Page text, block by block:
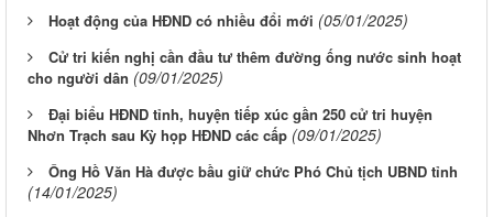
Hoạt động của HĐND có nhiều đổi mới (05/01/2025)
Cử tri kiến nghị cần đầu tư thêm đường ống nước sinh hoạt
cho người dân (09/01/2025)
Đại biểu HĐND tỉnh, huyện tiếp xúc gần 250 cử tri huyện
Nhơn Trạch sau Kỳ họp HĐND các cấp (09/01/2025)
Ông Hồ Văn Hà được bầu giữ chức Phó Chủ tịch UBND tỉnh
(14/01/2025)